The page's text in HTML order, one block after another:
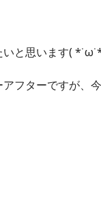
フターですが、